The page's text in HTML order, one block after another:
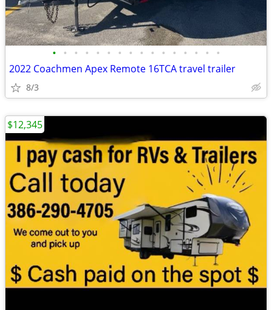
• • • • • • • • • • • • • • • •
2022 Coachmen Apex Remote 16TCA travel trailer
8/3
$12,345